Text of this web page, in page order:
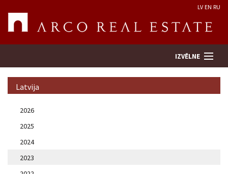
LV EN RU
IZVĒLNE
Novērtēt īpašumu
Uzņēmums
Latvija
2026
2025
2024
2023